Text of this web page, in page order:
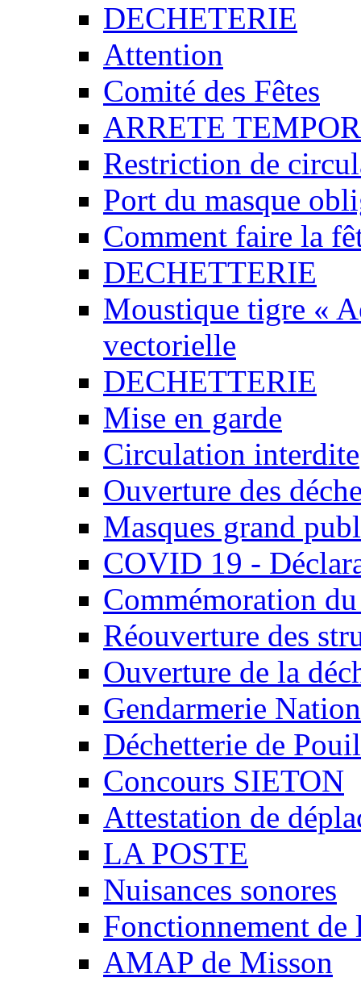
DECHETERIE
Attention
Comité des Fêtes
ARRETE
Restriction de
Port du masque
Comment faire la
DECHETTERIE
Moustique tigre «
vectorielle
DECHETTERIE
Mise en garde
Circulation interdite
Ouverture des
Masques grand
COVID 19 -
Commémoration
Réouverture des
Ouverture de la
Gendarmerie
Déchetterie de
Concours SIETON
Attestation de
LA POSTE
Nuisances sonores
Fonctionnement
AMAP de Misson